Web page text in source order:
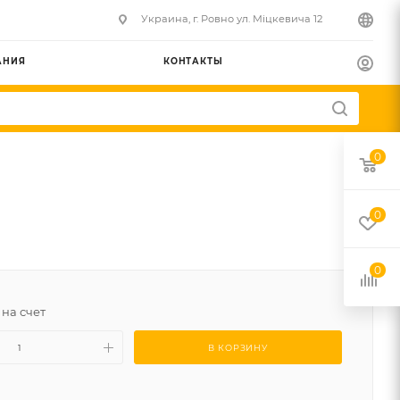
Украина, г. Ровно ул. Міцкевича 12
КОНТАКТЫ
на счет
В КОРЗИНУ
0
0
0